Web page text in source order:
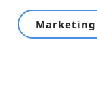
Marketing